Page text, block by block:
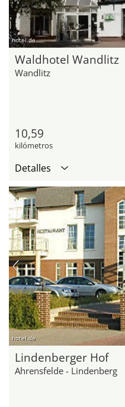
hotel.de
Waldhotel Wandlitz
Wandlitz
10,59
kilómetros
Detalles
hotel.de
Lindenberger Hof
Ahrensfelde - Lindenberg